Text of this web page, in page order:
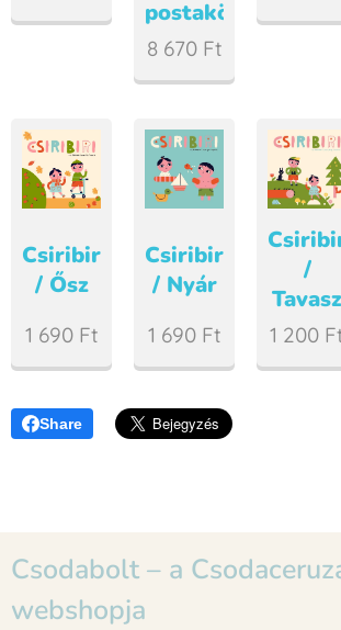
postaköltséggel
8 670Ft
Csiribiri
/ Ősz
1 690Ft
Csiribiri
/ Nyár
1 690Ft
/
Tavasz
1 200
Share
Csodabolt – a
webshopja